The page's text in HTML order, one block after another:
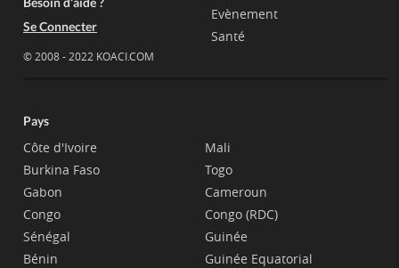
Se Connecter
© 2008 - 2022 KOACI.COM
Evènement
Santé
Pays
Côte d'Ivoire
Burkina Faso
Gabon
Congo
Sénégal
Bénin
Mali
Togo
Cameroun
Congo (RDC)
Guinée
Guinée Equatorial